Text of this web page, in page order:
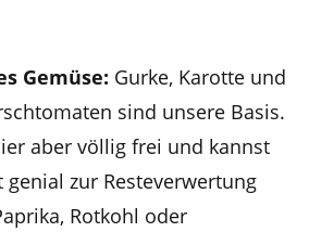
Gemüse: Gurke, Karotte und
sind unsere Basis.
aber völlig frei und kannst
genial zur Resteverwertung
Rotkohl oder